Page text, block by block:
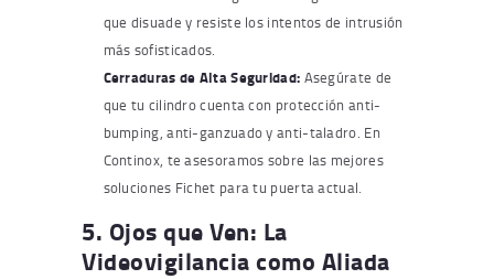
que disuade y resiste los intentos de intrusión
más sofisticados.
Cerraduras de Alta Seguridad: Asegúrate de
que tu cilindro cuenta con protección anti-
bumping, anti-ganzuado y anti-taladro. En
Continox, te asesoramos sobre las mejores
soluciones Fichet para tu puerta actual.
5. Ojos que Ven: La
Videovigilancia como Aliada